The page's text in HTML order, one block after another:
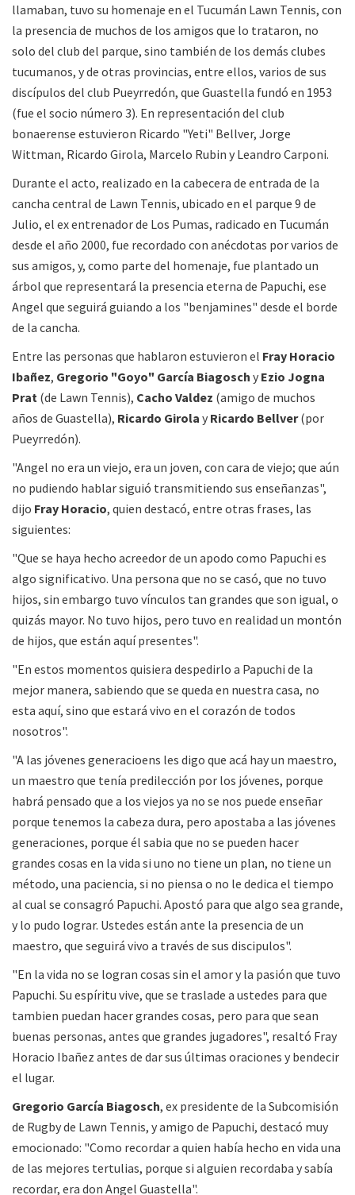
llamaban, tuvo su homenaje en el Tucumán Lawn Tennis, con
la presencia de muchos de los amigos que lo trataron, no
solo del club del parque, sino también de los demás clubes
tucumanos, y de otras provincias, entre ellos, varios de sus
discípulos del club Pueyrredón, que Guastella fundó en 1953
(fue el socio número 3). En representación del club
bonaerense estuvieron Ricardo "Yeti" Bellver, Jorge
Wittman, Ricardo Girola, Marcelo Rubin y Leandro Carponi.
Durante el acto, realizado en la cabecera de entrada de la
cancha central de Lawn Tennis, ubicado en el parque 9 de
Julio, el ex entrenador de Los Pumas, radicado en Tucumán
desde el año 2000, fue recordado con anécdotas por varios de
sus amigos, y, como parte del homenaje, fue plantado un
árbol que representará la presencia eterna de Papuchi, ese
Angel que seguirá guiando a los "benjamines" desde el borde
de la cancha.
Entre las personas que hablaron estuvieron el Fray Horacio
Ibañez, Gregorio "Goyo" García Biagosch y Ezio Jogna
Prat (de Lawn Tennis), Cacho Valdez (amigo de muchos
años de Guastella), Ricardo Girola y Ricardo Bellver(por
Pueyrredón).
"Angel no era un viejo, era un joven, con cara de viejo; que aún
no pudiendo hablar siguió transmitiendo sus enseñanzas",
dijo Fray Horacio, quien destacó, entre otras frases, las
siguientes:
"Que se haya hecho acreedor de un apodo como Papuchi es
algo significativo. Una persona que no se casó, que no tuvo
hijos, sin embargo tuvo vínculos tan grandes que son igual, o
quizás mayor. No tuvo hijos, pero tuvo en realidad un montón
de hijos, que están aquí presentes".
"En estos momentos quisiera despedirlo a Papuchi de la
mejor manera, sabiendo que se queda en nuestra casa, no
esta aquí, sino que estará vivo en el corazón de todos
nosotros".
"A las jóvenes generacioens les digo que acá hay un maestro,
un maestro que tenía predilección por los jóvenes, porque
habrá pensado que a los viejos ya no se nos puede enseñar
porque tenemos la cabeza dura, pero apostaba a las jóvenes
generaciones, porque él sabia que no se pueden hacer
grandes cosas en la vida si uno no tiene un plan, no tiene un
método, una paciencia, si no piensa o no le dedica el tiempo
al cual se consagró Papuchi. Apostó para que algo sea grande,
y lo pudo lograr. Ustedes están ante la presencia de un
maestro, que seguirá vivo a través de sus discipulos".
"En la vida no se logran cosas sin el amor y la pasión que tuvo
Papuchi. Su espíritu vive, que se traslade a ustedes para que
tambien puedan hacer grandes cosas, pero para que sean
buenas personas, antes que grandes jugadores", resaltó Fray
Horacio Ibañez antes de dar sus últimas oraciones y bendecir
el lugar.
Gregorio García Biagosch, ex presidente de la Subcomisión
de Rugby de Lawn Tennis, y amigo de Papuchi, destacó muy
emocionado: "Como recordar a quien había hecho en vida una
de las mejores tertulias, porque si alguien recordaba y sabía
recordar, era don Angel Guastella".